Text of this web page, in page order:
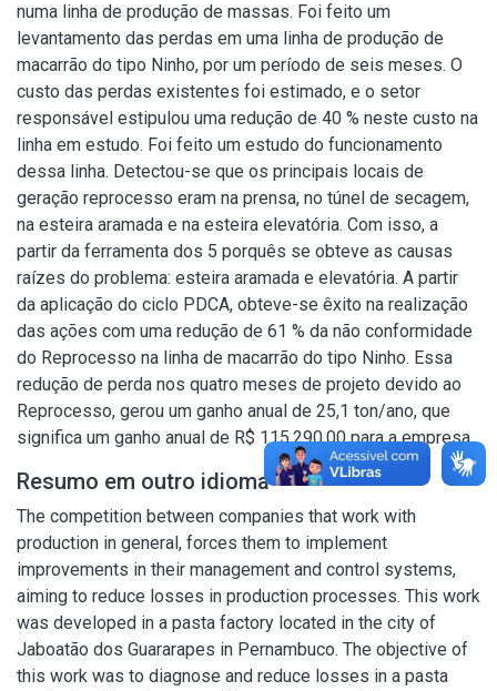
numa linha de produção de massas. Foi feito um
levantamento das perdas em uma linha de produção de
macarrão do tipo Ninho, por um período de seis meses. O
custo das perdas existentes foi estimado, e o setor
responsável estipulou uma redução de 40 % neste custo na
linha em estudo. Foi feito um estudo do funcionamento
dessa linha. Detectou-se que os principais locais de
geração reprocesso eram na prensa, no túnel de secagem,
na esteira aramada e na esteira elevatória. Com isso, a
partir da ferramenta dos 5 porquês se obteve as causas
raízes do problema: esteira aramada e elevatória. A partir
da aplicação do ciclo PDCA, obteve-se êxito na realização
das ações com uma redução de 61 % da não conformidade
do Reprocesso na linha de macarrão do tipo Ninho. Essa
redução de perda nos quatro meses de projeto devido ao
Reprocesso, gerou um ganho anual de 25,1 ton/ano, que
significa um ganho anual de R$ 115.290,00 para a empresa.
Resumo em outro idioma
The competition between companies that work with
production in general, forces them to implement
improvements in their management and control systems,
aiming to reduce losses in production processes. This work
was developed in a pasta factory located in the city of
Jaboatão dos Guararapes in Pernambuco. The objective of
this work was to diagnose and reduce losses in a pasta